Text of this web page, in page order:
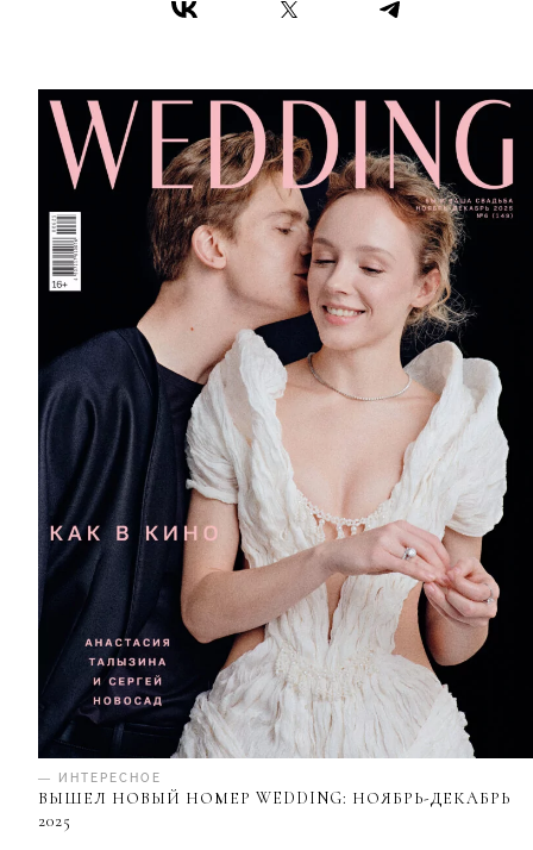
— ИНТЕРЕСНОЕ
ВЫШЕЛ НОВЫЙ НОМЕР WEDDING: НОЯБРЬ-ДЕКАБРЬ
2025